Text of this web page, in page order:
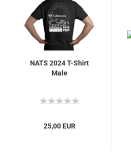
NATS 2024 T-Shirt
Male
25,00 EUR